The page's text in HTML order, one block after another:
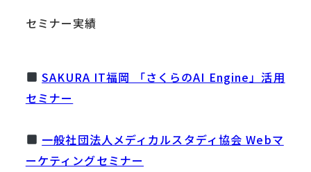
セミナー実績
SAKURA IT福岡 「さくらのAI Engine」活用
セミナー
一般社団法人メディカルスタディ協会 Webマ
ーケティングセミナー